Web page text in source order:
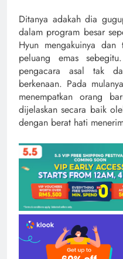
Ditanya adakah dia
dalam program besar
Hyun mengakuinya
peluang emas
pengacara asal tak
berkenaan. Pada
menempatkan orang
dijelaskan secara baik
dengan berat hati